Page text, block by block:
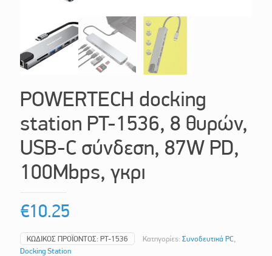
POWERTECH docking
station PT-1536, 8 θυρών,
USB-C σύνδεση, 87W PD,
100Mbps, γκρι
€10.25
ΚΩΔΙΚΌΣ ΠΡΟΪΌΝΤΟΣ: PT-1536 Κατηγορίες: Συνοδευτικά PC
Docking Station